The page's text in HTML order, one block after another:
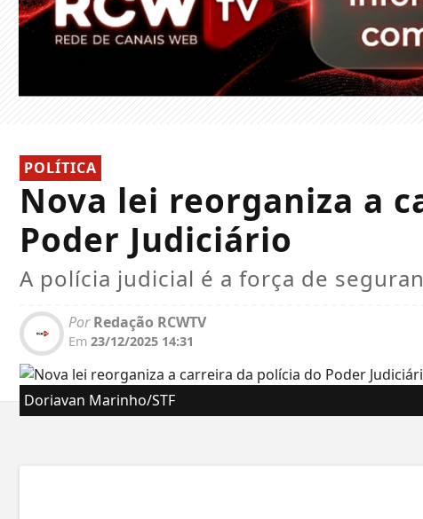
POLÍTICA
Nova lei reorganiza a
Poder Judiciário
A polícia judicial é a força de
PorRedação RCWTV
Em 23/12/2025 14:31
Doriavan Marinho/STF